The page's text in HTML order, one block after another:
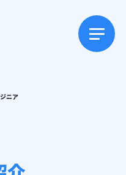
ニア